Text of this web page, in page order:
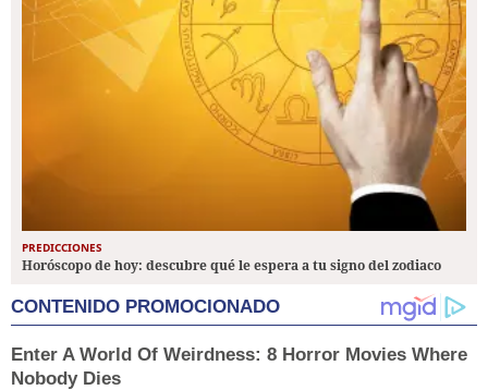
PREDICCIONES
Horóscopo de hoy: descubre qué le espera a tu signo del zodiaco
CONTENIDO PROMOCIONADO
Enter A World Of Weirdness: 8 Horror Movies Where
Nobody Dies